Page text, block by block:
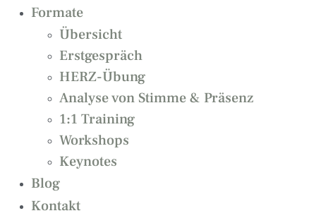
Formate
Übersicht
Erstgespräch
HERZ-Übung
Analyse von Stimme & Präsenz
1:1 Training
Workshops
Keynotes
Blog
Kontakt